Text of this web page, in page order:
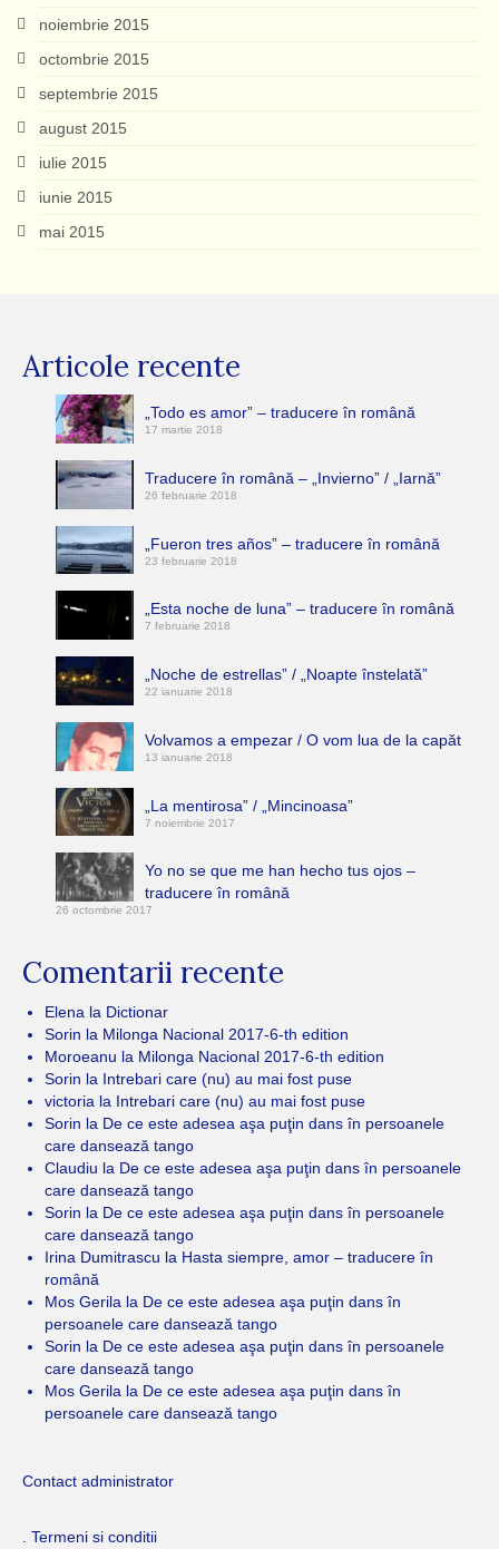
noiembrie 2015
octombrie 2015
septembrie 2015
august 2015
iulie 2015
iunie 2015
mai 2015
Articole recente
„Todo es amor” – traducere în română
17 martie 2018
Traducere în română – „Invierno” / „Iarnă”
26 februarie 2018
„Fueron tres años” – traducere în română
23 februarie 2018
„Esta noche de luna” – traducere în română
7 februarie 2018
„Noche de estrellas” / „Noapte înstelată”
22 ianuarie 2018
Volvamos a empezar / O vom lua de la capăt
13 ianuarie 2018
„La mentirosa” / „Mincinoasa”
7 noiembrie 2017
Yo no se que me han hecho tus ojos –
traducere în română
26 octombrie 2017
Comentarii recente
Elena la Dictionar
Sorin la Milonga Nacional 2017-6-th edition
Moroeanu la Milonga Nacional 2017-6-th edition
Sorin la Intrebari care (nu) au mai fost puse
victoria la Intrebari care (nu) au mai fost puse
Sorin la De ce este adesea aşa puţin dans în persoanele
care dansează tango
Claudiu la De ce este adesea aşa puţin dans în persoanele
care dansează tango
Sorin la De ce este adesea aşa puţin dans în persoanele
care dansează tango
Irina Dumitrascu la Hasta siempre, amor – traducere în
română
Mos Gerila la De ce este adesea aşa puţin dans în
persoanele care dansează tango
Sorin la De ce este adesea aşa puţin dans în persoanele
care dansează tango
Mos Gerila la De ce este adesea aşa puţin dans în
persoanele care dansează tango
Contact administrator
. Termeni si conditii